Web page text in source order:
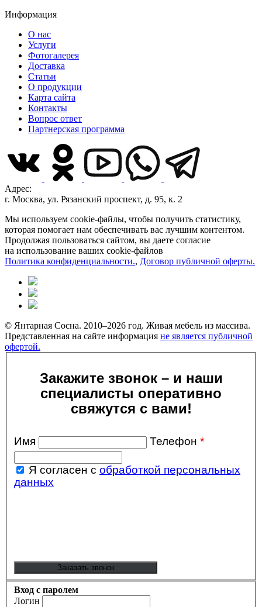
Информация
О нас
Услуги
Фотогалерея
Доставка
Статьи
О продукции
Карта сайта
Контакты
Вопрос ответ
Партнерская программа
Адрес:
г. Москва, ул. Рязанский проспект, д. 95, к. 2
Мы используем cookie-файлы, чтобы получить статистику,
которая помогает нам обеспечивать вас лучшим контентом.
Продолжая пользоваться сайтом, вы даете согласие
на использование ваших cookie-файлов
Политика конфиденциальности., Договор публичной оферты.
© Янтарная Сосна. 2010–2026 год. Живая мебель из массива.
Представленная на сайте информация не является публичной
офертой.
Закажите звонок – и наши
специалисты оперативно
свяжутся с вами!
Имя Телефон *
Я согласен с обработкой персональных
данных
Вход с паролем
Логин